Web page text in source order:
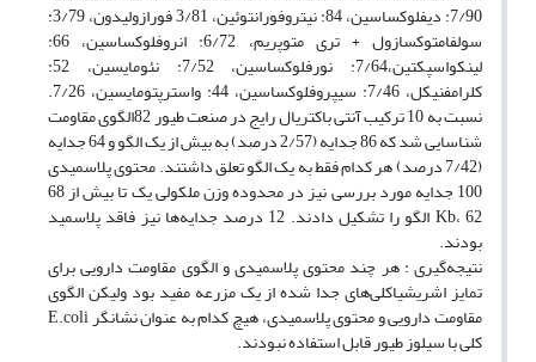
7/90: دیفلوکساسین، 84: نیتروفورانتوئین، 3/81 فورازولیدون، 3/79:
سولفامتوکسازول + تری متوپریم، 6/72: انروفلوکساسین، 66:
لینکواسپکتین،7/64: نورفلوکساسین، 7/52: نئومایسین، 52:
کلرامفنیکل، 7/46: سیپروفلوکساسین، 44: واسترپتومایسین، 7/26.
نسبت به 10 ترکیب آنتی باکتریال رایج در صنعت طیور 82الگوی مقاومت
شناسایی شد که 86 جدایه (2/57 درصد) به بیش از یک الگو و 64 جدایه
(7/42 درصد) هر کدام فقط به یک الگو تعلق داشتند. محتوی پلاسمیدی
100 جدایه مورد بررسی نیز در محدوده وزن ملکولی یک تا بیش از 68
Kb، 62 الگو را تشکیل دادند. 12 درصد جدایه‌ها نیز فاقد پلاسمید
بودند.
نتیجه‌گیری : هر چند محتوی پلاسمیدی و الگوی مقاومت دارویی برای
تمایز اشریشیاکلی‌های جدا شده از یک مزرعه مفید بود ولیکن الگوی
مقاومت دارویی و محتوی پلاسمیدی، هیچ کدام به عنوان نشانگر E.coli
کلی با سیلوز طیور قابل استفاده نبودند.